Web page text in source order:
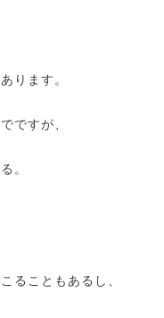
ります。
ですが、
。
ることもあるし、